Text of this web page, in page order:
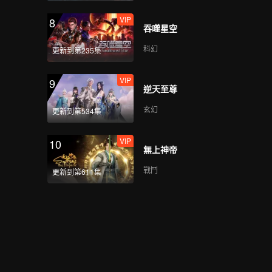
8
更新到第235集
VIP
吞噬星空
科幻
9
更新到第534集
VIP
逆天至尊
玄幻
10
更新到第611集
VIP
無上神帝
戰鬥